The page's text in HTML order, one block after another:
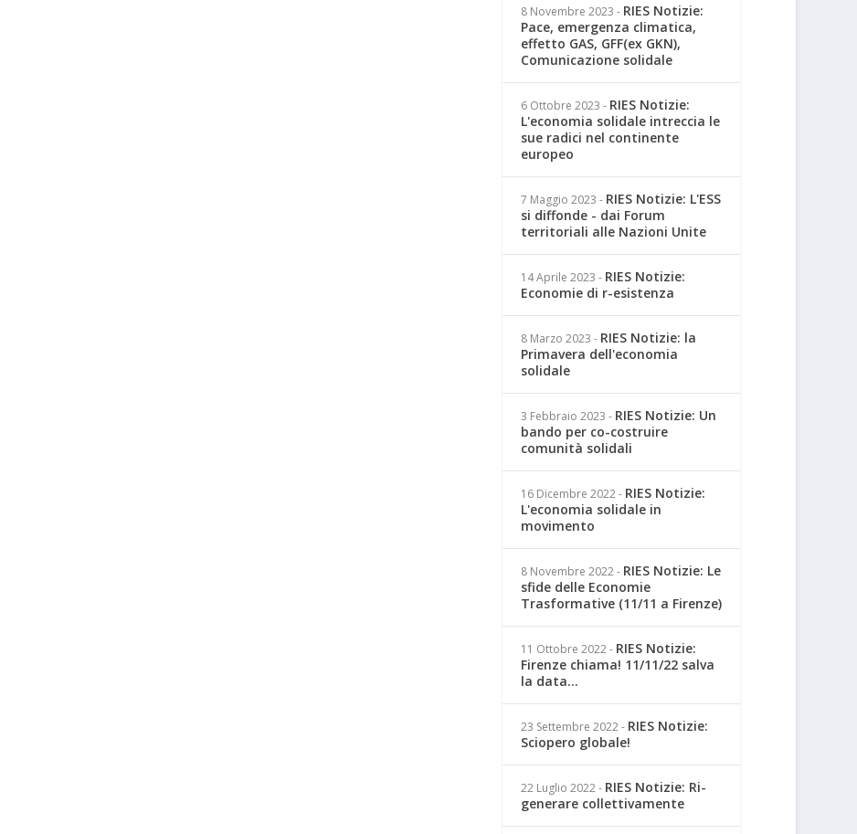
8 Novembre 2023 - RIES Notizie:
Pace, emergenza climatica,
effetto GAS, GFF(ex GKN),
Comunicazione solidale
6 Ottobre 2023 - RIES Notizie:
L'economia solidale intreccia le
sue radici nel continente
europeo
7 Maggio 2023 - RIES Notizie: L'ESS
si diffonde - dai Forum
territoriali alle Nazioni Unite
14 Aprile 2023 - RIES Notizie:
Economie di r-esistenza
8 Marzo 2023 - RIES Notizie: la
Primavera dell'economia
solidale
3 Febbraio 2023 - RIES Notizie: Un
bando per co-costruire
comunità solidali
16 Dicembre 2022- RIES Notizie:
L'economia solidale in
movimento
8 Novembre 2022- RIES Notizie: Le
sfide delle Economie
Trasformative (11/11 a Firenze)
11 Ottobre 2022- RIES Notizie:
Firenze chiama! 11/11/22 salva
la data...
23 Settembre 2022- RIES Notizie:
Sciopero globale!
22 Luglio 2022- RIES Notizie: Ri-
generare collettivamente